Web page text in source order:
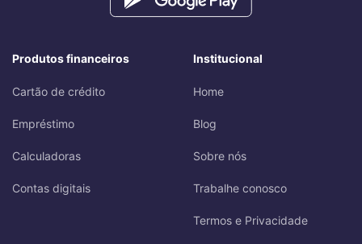
Produtos financeiros
Cartão de crédito
Empréstimo
Calculadoras
Contas digitais
Institucional
Home
Blog
Sobre nós
Trabalhe conosco
Termos e Privacidade